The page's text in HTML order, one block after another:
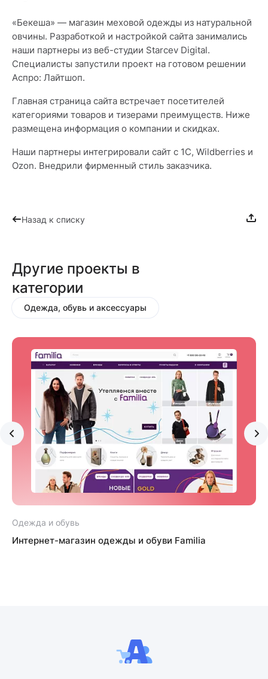
«Бекеша» — магазин меховой одежды из натуральной
овчины. Разработкой и настройкой сайта занимались
наши партнеры из веб-студии Starcev Digital.
Специалисты запустили проект на готовом решении
Аспро: Лайтшоп.
Главная страница сайта встречает посетителей
категориями товаров и тизерами преимуществ. Ниже
размещена информация о компании и скидках.
Наши партнеры интегрировали сайт с 1С, Wildberries и
Ozon. Внедрили фирменный стиль заказчика.
Назад к списку
Другие проекты в
категории
Одежда, обувь и аксессуары
Одежда и обувь
Интернет-магазин одежды и обуви Familia